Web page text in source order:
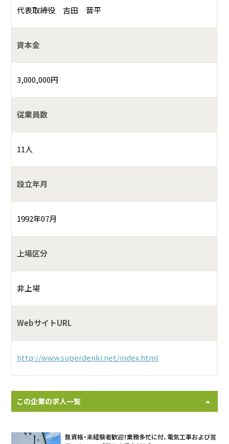
代表取締役 吉田 晋平
資本金
3,000,000円
従業員数
11人
設立年月
1992年07月
上場区分
非上場
WebサイトURL
http://www.superdenki.net/index.html
この企業の求人一覧
無資格・未経験者歓迎！業務多忙に付、電気工事および営